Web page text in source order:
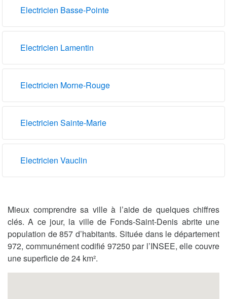
Electricien Basse-Pointe
Electricien Lamentin
Electricien Morne-Rouge
Electricien Sainte-Marie
Electricien Vauclin
Mieux comprendre sa ville à l’aide de quelques chiffres
clés. A ce jour, la ville de Fonds-Saint-Denis abrite une
population de 857 d’habitants. Située dans le département
972, communément codifié 97250 par l’INSEE, elle couvre
une superficie de 24 km².